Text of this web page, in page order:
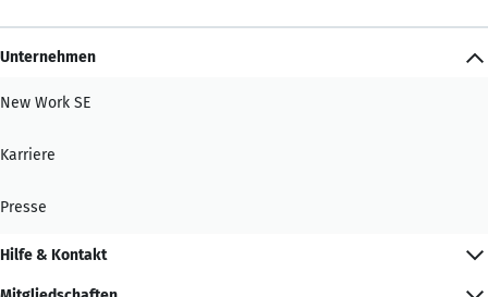
Unternehmen
New Work SE
Karriere
Presse
Hilfe & Kontakt